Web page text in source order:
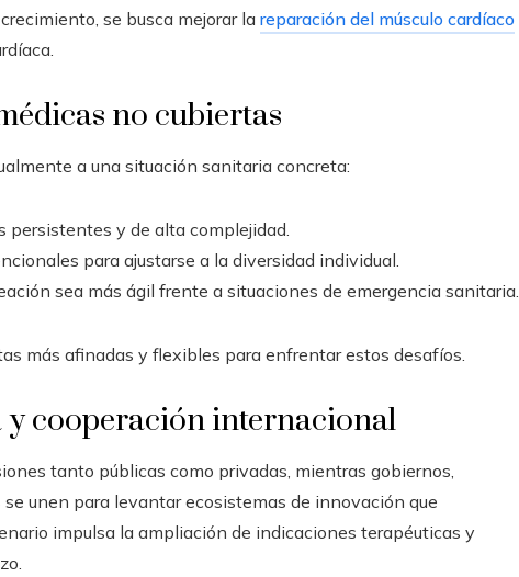
se busca mejorar la reparación del músculo cardíaco
no cubiertas
a una situación sanitaria concreta:
persistentes y de alta complejidad.
para ajustarse a la diversidad individual.
sea más ágil frente a situaciones de emergencia sanitaria.
más afinadas y flexibles para enfrentar estos desafíos.
cooperación internacional
tanto públicas como privadas, mientras gobiernos,
unen para levantar ecosistemas de innovación que
impulsa la ampliación de indicaciones terapéuticas y